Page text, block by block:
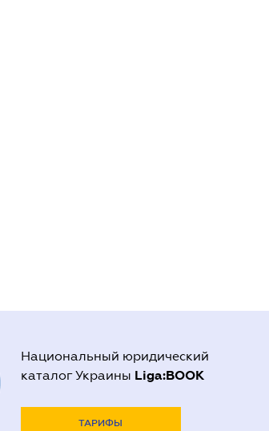
Национальный юридический
каталог Украины Liga:BOOK
ТАРИФЫ